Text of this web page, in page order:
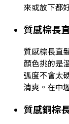
來或放下都
質感棕長
質感棕長直
顏色挑的是
弧度不會太
清爽。在中
質感銅棕